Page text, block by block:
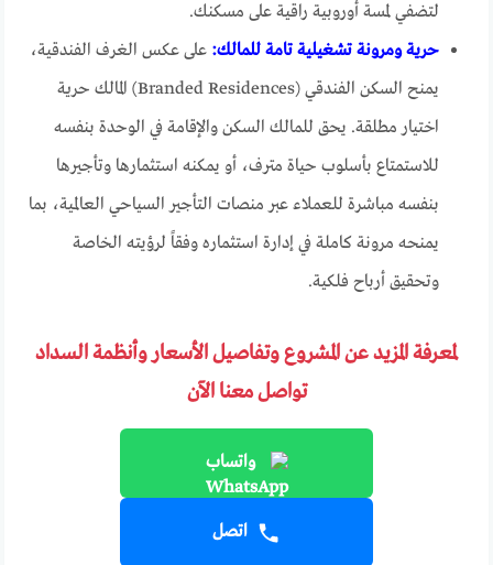
لتضفي لمسة أوروبية راقية على مسكنك.
حرية ومرونة تشغيلية تامة للمالك: على عكس الغرف الفندقية،
يمنح السكن الفندقي (Branded Residences) المالك حرية
اختيار مطلقة. يحق للمالك السكن والإقامة في الوحدة بنفسه
للاستمتاع بأسلوب حياة مترف، أو يمكنه استثمارها وتأجيرها
بنفسه مباشرة للعملاء عبر منصات التأجير السياحي العالمية، بما
يمنحه مرونة كاملة في إدارة استثماره وفقاً لرؤيته الخاصة
وتحقيق أرباح فلكية.
لمعرفة المزيد عن المشروع وتفاصيل الأسعار وأنظمة السداد
تواصل معنا الآن
واتساب
اتصل